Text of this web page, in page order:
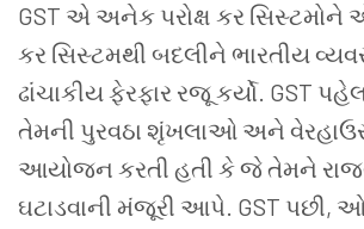
GST એ અનેક પરોક્ષ કર
કર સિસ્ટમથી બદલીને ભારતીય
ઢાંચાકીય ફેરફાર રજૂ કર્યો. GST
તેમની પુરવઠા શૃંખલાઓ અને
આયોજન કરતી હતી કે જે તેમને
ઘટાડવાની મંજૂરી આપે. GST પછી,